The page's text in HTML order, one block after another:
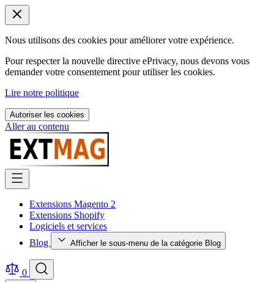
Nous utilisons des cookies pour améliorer votre expérience.
Pour respecter la nouvelle directive ePrivacy, nous devons vous
demander votre consentement pour utiliser les cookies.
Lire notre politique
Autoriser les cookies
Aller au contenu
Extensions Magento 2
Extensions Shopify
Logiciels et services
Blog
Afficher le sous-menu de la catégorie Blog
0